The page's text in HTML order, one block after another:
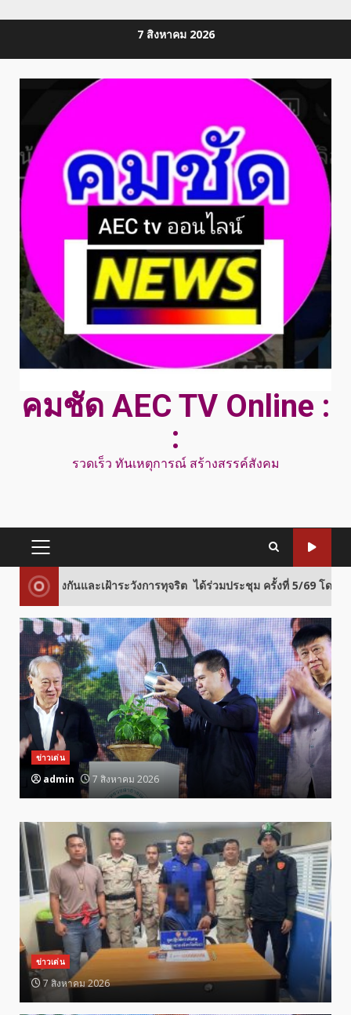
7 สิงหาคม 2026
คมชัด AEC TV Online :
:
รวดเร็ว ทันเหตุการณ์ สร้างสรรค์สังคม
PRIMARY
MENU
และเฝ้าระวังการทุจริต ได้ร่วมประชุม ครั้งที่ 5/69 โดยมีผลการประชุ
ข่าวเด่น
admin 7 สิงหาคม 2026
ข่าวเด่น
7 สิงหาคม 2026